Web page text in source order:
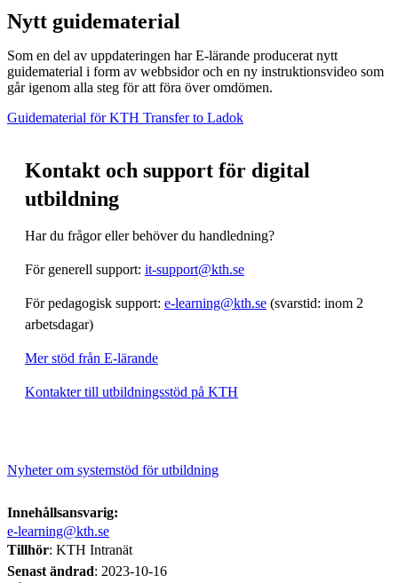
Nytt guidematerial
Som en del av uppdateringen har E-lärande producerat nytt
guidematerial i form av webbsidor och en ny instruktionsvideo som
går igenom alla steg för att föra över omdömen.
Guidematerial för KTH Transfer to Ladok
Kontakt och support för digital
utbildning
Har du frågor eller behöver du handledning?
För generell support: it-support@kth.se
För pedagogisk support: e-learning@kth.se (svarstid: inom 2
arbetsdagar)
Mer stöd från E-lärande
Kontakter till utbildningsstöd på KTH
Nyheter om systemstöd för utbildning
Innehållsansvarig:
e-learning@kth.se
Tillhör: KTH Intranät
Senast ändrad: 2023-10-16